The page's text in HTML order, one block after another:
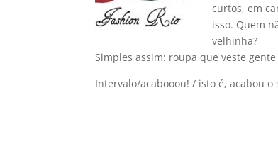
curtos, em
isso. Quem
velhinha?
Simples assim: roupa que veste
Intervalo/acabooou! / isto é, acabou